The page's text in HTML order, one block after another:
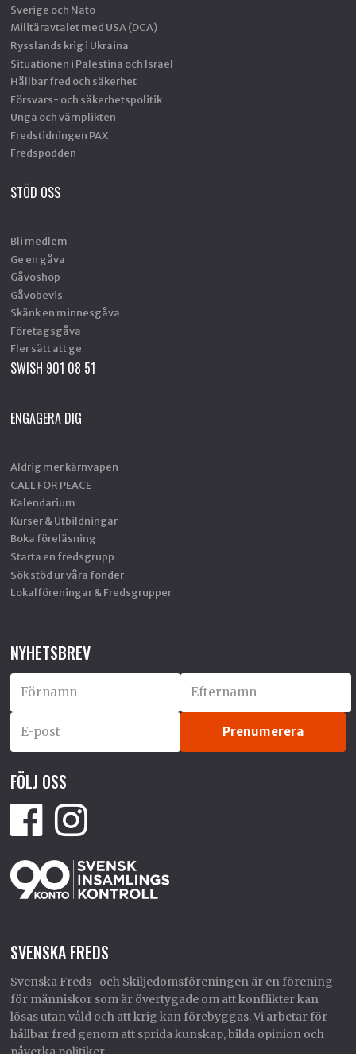
Sverige och Nato
Militäravtalet med USA (DCA)
Rysslands krig i Ukraina
Situationen i Palestina och Israel
Hållbar fred och säkerhet
Försvars- och säkerhetspolitik
Unga och värnplikten
Fredstidningen PAX
Fredspodden
STÖD OSS
Bli medlem
Ge en gåva
Gåvoshop
Gåvobevis
Skänk en minnesgåva
Företagsgåva
Fler sätt att ge
SWISH 901 08 51
ENGAGERA DIG
Aldrig mer kärnvapen
CALL FOR PEACE
Kalendarium
Kurser & Utbildningar
Boka föreläsning
Starta en fredsgrupp
Sök stöd ur våra fonder
Lokalföreningar & Fredsgrupper
NYHETSBREV
FÖLJ OSS
SVENSKA FREDS
Svenska Freds- och Skiljedomsföreningen är en förening
för människor som är övertygade om att konflikter kan
lösas utan våld och att krig kan förebyggas. Vi arbetar för
hållbar fred genom att sprida kunskap, bilda opinion och